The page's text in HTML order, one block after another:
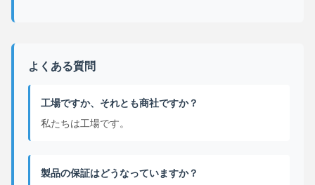
よくある質問
工場ですか、それとも商社ですか？
私たちは工場です。
製品の保証はどうなっていますか？